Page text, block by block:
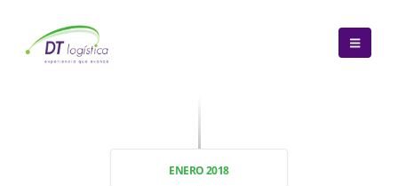
ENERO 2018